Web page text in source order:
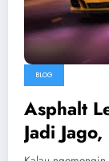
BLOG
Asphalt
Jadi
Game